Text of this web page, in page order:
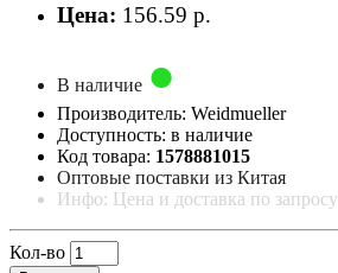
Цена: 156.59 р.
В наличие
Производитель: Weidmueller
Доступность: в наличие
Код товара: 1578881015
Оптовые поставки из Китая
Инфо: Цена и доставка по запросу
Кол-во